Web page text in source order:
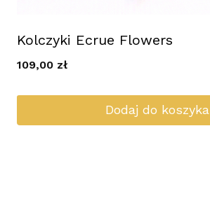
Kolczyki Ecrue Flowers
109,00 zł
Dodaj do koszyka